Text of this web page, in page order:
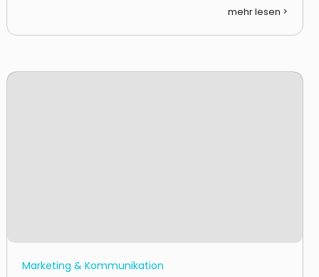
mehr lesen >
Marketing & Kommunikation